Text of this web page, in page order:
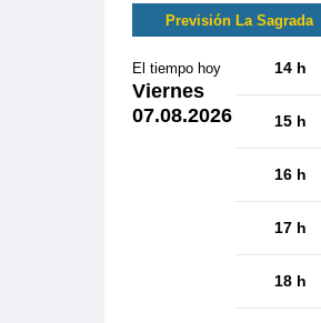
Previsión La Sagrada
El tiempo hoy
Viernes
07.08.2026
14 h
15 h
16 h
17 h
18 h